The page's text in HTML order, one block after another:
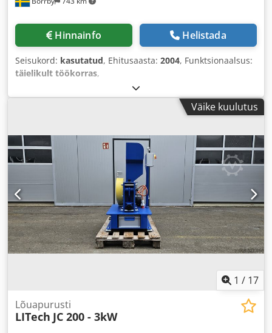
Hinnainfo Helistada
Seisukord: kasutatud, Ehitusaasta: 2004, Funktsionaalsus:
täielikult töökorras,
Väike kuulutus
1 / 17
Lõuapurusti
LITech JC 200 - 3kW